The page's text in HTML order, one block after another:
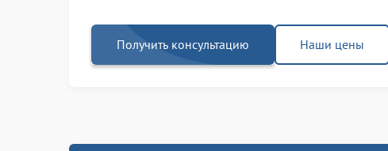
Получить консультацию Наши цены